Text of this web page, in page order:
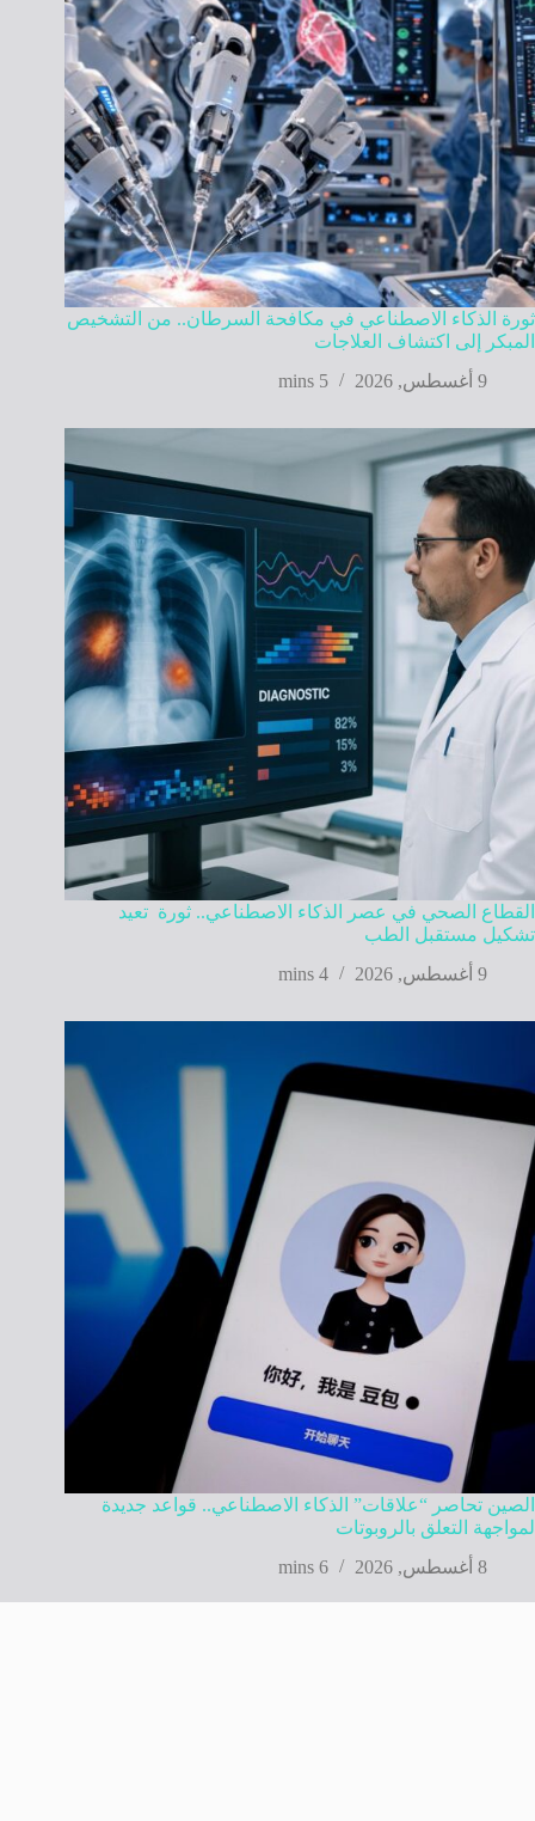
ثورة الذكاء الاصطناعي في مكافحة السرطان.. من التشخيص
المبكر إلى اكتشاف العلاجات
9 أغسطس, 2026
5 mins
القطاع الصحي في عصر الذكاء الاصطناعي.. ثورة تعيد
تشكيل مستقبل الطب
9 أغسطس, 2026
4 mins
الصين تحاصر “علاقات” الذكاء الاصطناعي.. قواعد جديدة
لمواجهة التعلق بالروبوتات
8 أغسطس, 2026
6 mins